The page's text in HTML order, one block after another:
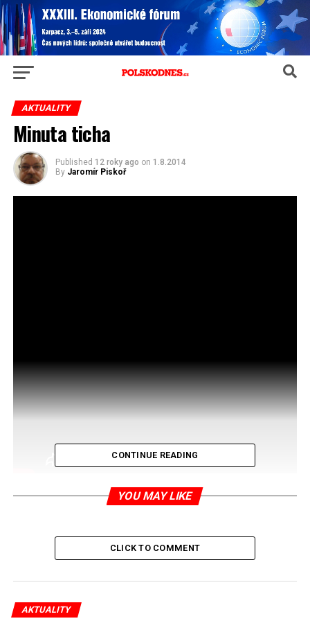
AKTUALITY
Minuta ticha
Published 12 roky ago on 1.8.2014
By Jaromír Piskoř
Aby se žilo lépe. Ve vládě! (V klanu!)
DON'T MISS
CONTINUE READING
YOU MAY LIKE
CLICK TO COMMENT
AKTUALITY